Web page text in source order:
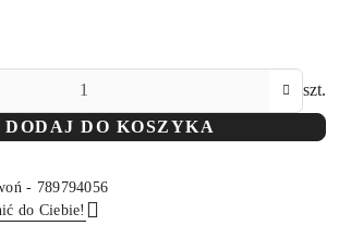
szt.
DODAJ DO KOSZYKA
- 789794056
do Ciebie!